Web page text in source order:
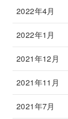
2022年4月
2022年1月
2021年12月
2021年11月
2021年7月